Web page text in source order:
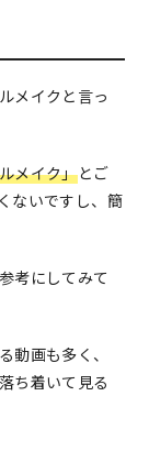
メイクと言っ
メイク」とご
ないですし、簡
考にしてみて
動画も多く、
ち着いて見る